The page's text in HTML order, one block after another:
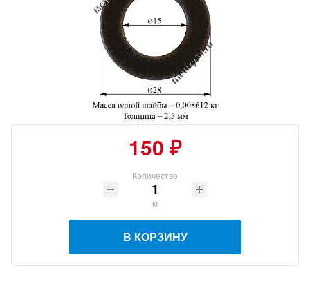
150 ₽
Количество
кг
В КОРЗИНУ